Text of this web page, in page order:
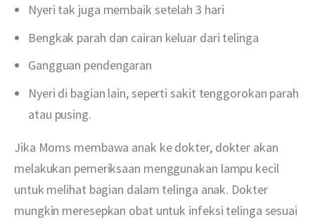
Nyeri tak juga membaik setelah 3 hari
Bengkak parah dan cairan keluar dari telinga
Gangguan pendengaran
Nyeri di bagian lain, seperti sakit tenggorokan parah
atau pusing.
Jika Moms membawa anak ke dokter, dokter akan
melakukan pemeriksaan menggunakan lampu kecil
untuk melihat bagian dalam telinga anak. Dokter
mungkin meresepkan obat untuk infeksi telinga sesuai